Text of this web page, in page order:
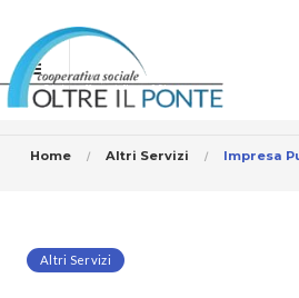
Home Altri Servizi Impresa
Altri Servizi